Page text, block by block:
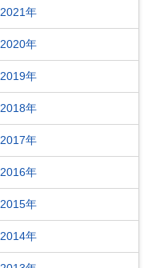
2021年
2020年
2019年
2018年
2017年
2016年
2015年
2014年